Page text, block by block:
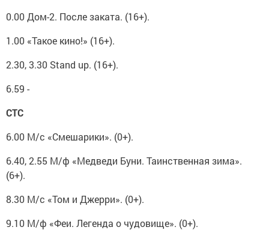
0.00 Дом-2. После заката. (16+).
1.00 «Такое кино!» (16+).
2.30, 3.30 Stand up. (16+).
6.59 -
СТС
6.00 М/с «Смешарики». (0+).
6.40, 2.55 М/ф «Медведи Буни. Таинственная зима».
(6+).
8.30 М/с «Том и Джерри». (0+).
9.10 М/ф «Феи. Легенда о чудовище». (0+).